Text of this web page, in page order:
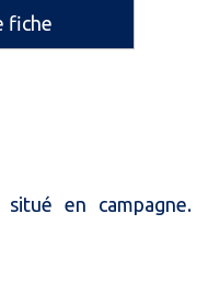
fiche
en campagne.